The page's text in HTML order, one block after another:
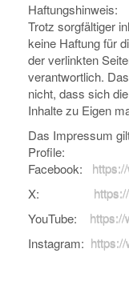
Haftungshinweis:
Trotz sorgfältiger
keine Haftung für
der verlinkten
verantwortlich.
nicht, dass sich
Inhalte zu Eigen
Das Impressum
Profile:
Facebook:
X:
YouTube:
Instagram: